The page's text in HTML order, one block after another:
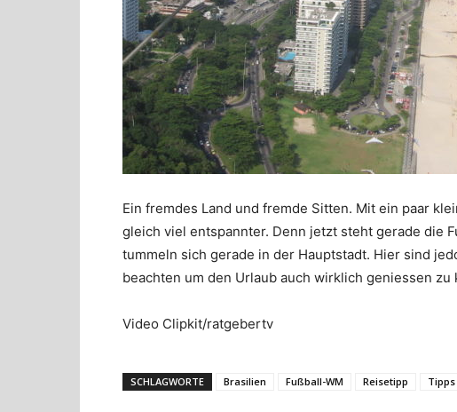
Ein fremdes Land und fremde Sitten. Mit ein paar
gleich viel entspannter. Denn jetzt steht gerade die
tummeln sich gerade in der Hauptstadt. Hier sind
beachten um den Urlaub auch wirklich geniessen zu
Video Clipkit/ratgebertv
SCHLAGWORTE Brasilien Fußball-WM Reisetipp Tipps